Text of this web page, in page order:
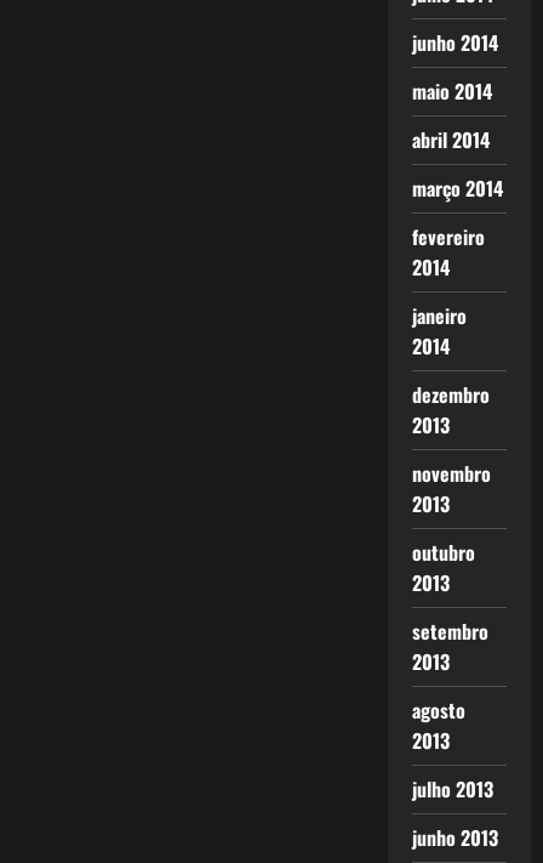
junho 2014
maio 2014
abril 2014
março 2014
fevereiro
2014
janeiro
2014
dezembro
2013
novembro
2013
outubro
2013
setembro
2013
agosto
2013
julho 2013
junho 2013